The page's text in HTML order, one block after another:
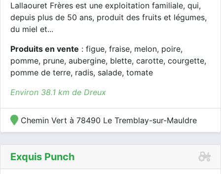
Lallaouret Frères est une exploitation familiale, qui,
depuis plus de 50 ans, produit des fruits et légumes,
du miel et...
Produits en vente : figue, fraise, melon, poire,
pomme, prune, aubergine, blette, carotte, courgette,
pomme de terre, radis, salade, tomate
Environ 38.1 km de Dreux
Chemin Vert à 78490 Le Tremblay-sur-Mauldre
Exquis Punch